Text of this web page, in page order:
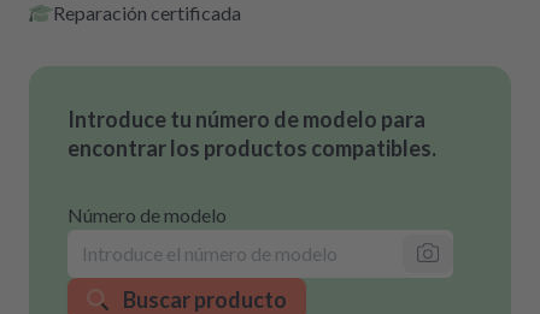
Reparación certificada
Introduce tu número de modelo para
encontrar los productos compatibles.
Número de modelo
Buscar producto